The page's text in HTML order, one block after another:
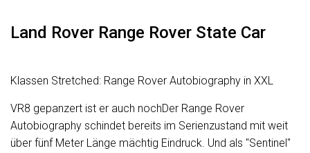
Regensensor
Reifendruckverlust-Warnung
Reserverad
Rückfahrkamera
Land Rover Range Rover State Car
Klassen Stretched: Range Rover Autobiography in XXL
VR8 gepanzert ist er auch nochDer Range Rover
Autobiography schindet bereits im Serienzustand mit weit
über fünf Meter Länge mächtig Eindruck. Und als "Sentinel"